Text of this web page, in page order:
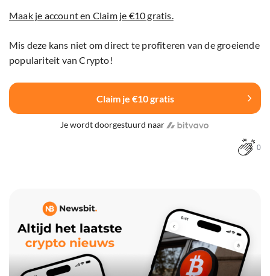
Maak je account en Claim je €10 gratis.
Mis deze kans niet om direct te profiteren van de groeiende
populariteit van Crypto!
Claim je €10 gratis
Je wordt doorgestuurd naar
0